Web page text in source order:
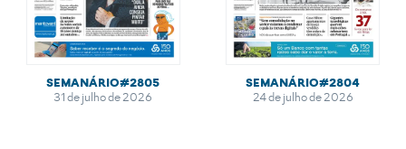
SEMANÁRIO#2805
31 de julho de 2026
SEMANÁRIO#2804
24 de julho de 2026